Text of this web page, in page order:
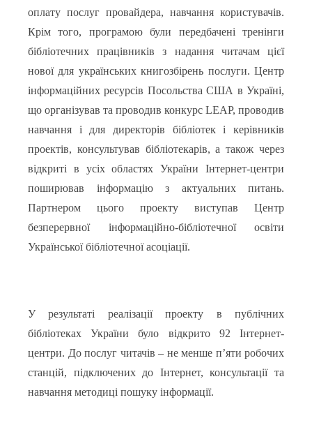
оплату послуг провайдера, навчання користувачів.
Крім того, програмою були передбачені тренінги
бібліотечних працівників з надання читачам цієї
нової для українських книгозбірень послуги. Центр
інформаційних ресурсів Посольства США в Україні,
що організував та проводив конкурс LEAP, проводив
навчання і для директорів бібліотек і керівників
проектів, консультував бібліотекарів, а також через
відкриті в усіх областях України Інтернет-центри
поширював інформацію з актуальних питань.
Партнером цього проекту виступав Центр
безперервної інформаційно-бібліотечної освіти
Української бібліотечної асоціації.
У результаті реалізації проекту в публічних
бібліотеках України було відкрито 92 Інтернет-
центри. До послуг читачів – не менше п’яти робочих
станцій, підключених до Інтернет, консультації та
навчання методиці пошуку інформації.